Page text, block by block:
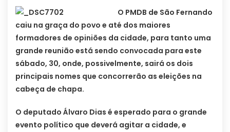
O PMDB de São Fernando
caiu na graça do povo e até dos maiores
formadores de opiniões da cidade, para tanto uma
grande reunião está sendo convocada para este
sábado, 30, onde, possivelmente, sairá os dois
principais nomes que concorrerão as eleições na
cabeça de chapa.
O deputado Álvaro Dias é esperado para o grande
evento político que deverá agitar a cidade, e